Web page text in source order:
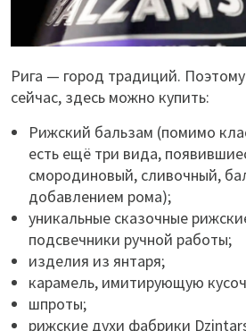
Рига — город традиций. Поэтому
сейчас, здесь можно купить:
Рижский бальзам (помимо
есть ещё три вида,
смородиновый, сливочный,
добавлением рома);
уникальные сказочные
подсвечники ручной работы;
изделия из янтаря;
карамель, имитирующую
шпроты;
рижские духи фабрики